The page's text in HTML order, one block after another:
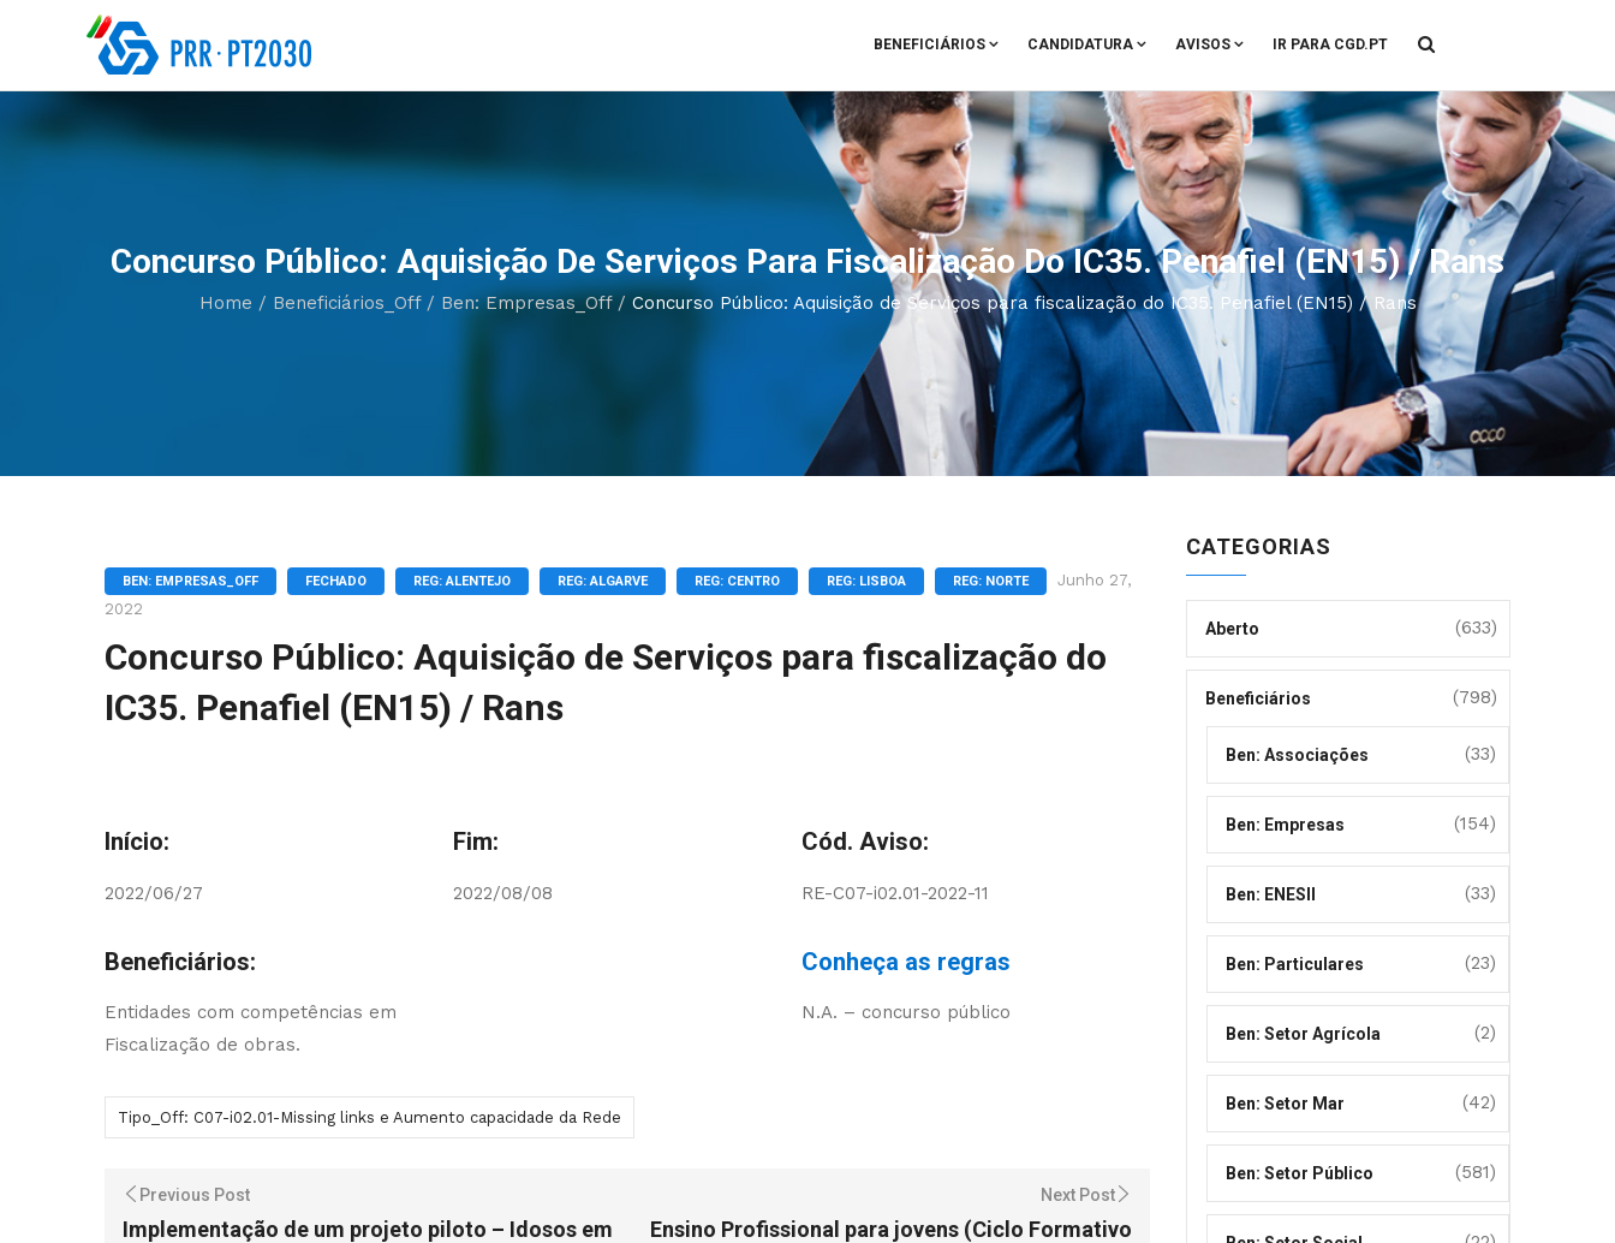
BENEFICIÁRIOS CANDIDATURA AVISOS IR PARA CGD.PT
Concurso Público: Aquisição De Serviços Para Fiscalização Do IC35. Penafiel (EN15) / Rans
Home / Beneficiários_Off/ Ben: Empresas_Off/ Concurso Público: Aquisição de Serviços para fiscalização do IC35. Penafiel (EN15) / Rans
BEN: EMPRESAS_OFF FECHADO REG: ALENTEJO REG: ALGARVE REG: CENTRO REG: LISBOA REG: NORTE
Junho 27,
2022
Concurso Público: Aquisição de Serviços para fiscalização do
IC35. Penafiel (EN15) / Rans
Início:
2022/06/27
Fim:
2022/08/08
Cód. Aviso:
RE-C07-i02.01-2022-11
Beneficiários:
Entidades com competências em
Fiscalização de obras.
Conheça as regras
N.A. – concurso público
Tipo_Off: C07-i02.01-Missing links e Aumento capacidade da Rede
Previous Post
Implementação de um projeto piloto – Idosos em
Next Post
Ensino Profissional para jovens (Ciclo Formativo
CATEGORIAS
Aberto (633)
Beneficiários (798)
Ben: Associações (33)
Ben: Empresas (154)
Ben: ENESII (33)
Ben: Particulares (23)
Ben: Setor Agrícola (2)
Ben: Setor Mar (42)
Ben: Setor Público (581)